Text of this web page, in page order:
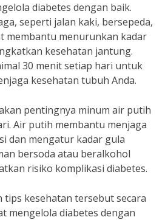
diabetes dengan baik.
seperti jalan kaki, bersepeda,
membantu menurunkan kadar
kesehatan jantung.
30 menit setiap hari untuk
kesehatan tubuh Anda.
pentingnya minum air putih
Air putih membantu menjaga
dan mengatur kadar gula
bersoda atau beralkohol
risiko komplikasi diabetes.
tips kesehatan tersebut secara
mengelola diabetes dengan